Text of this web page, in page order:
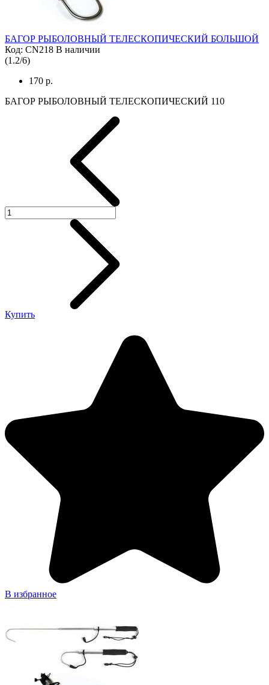
БАГОР РЫБОЛОВНЫЙ ТЕЛЕСКОПИЧЕСКИЙ БОЛЬШОЙ
Код: CN218 В наличии
(1.2/6)
170 р.
БАГОР РЫБОЛОВНЫЙ ТЕЛЕСКОПИЧЕСКИЙ 110
Купить
В избранное